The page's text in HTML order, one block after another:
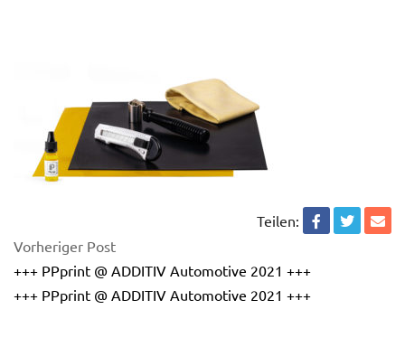
Teilen:
Vorheriger Post
+++ PPprint @ ADDITIV Automotive 2021 +++
+++ PPprint @ ADDITIV Automotive 2021 +++